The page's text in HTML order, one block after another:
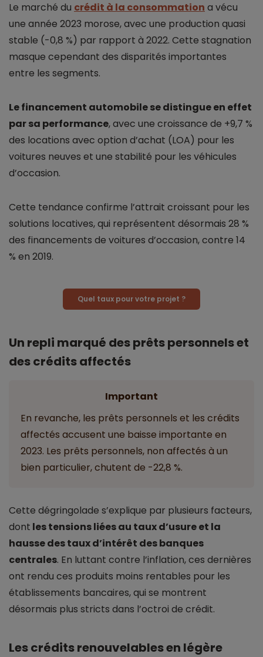
Le marché du crédit à la consommation a vécu
une année 2023 morose, avec une production quasi
stable (-0,8 %) par rapport à 2022. Cette stagnation
masque cependant des disparités importantes
entre les segments.
Le financement automobile se distingue en effet
par sa performance, avec une croissance de +9,7 %
des locations avec option d’achat (LOA) pour les
voitures neuves et une stabilité pour les véhicules
d’occasion.
Cette tendance confirme l’attrait croissant pour les
solutions locatives, qui représentent désormais 28 %
des financements de voitures d’occasion, contre 14
% en 2019.
Quel taux pour votre projet ?
Un repli marqué des prêts personnels et
des crédits affectés
Important
En revanche, les prêts personnels et les crédits
affectés accusent une baisse importante en
2023. Les prêts personnels, non affectés à un
bien particulier, chutent de -22,8 %.
Cette dégringolade s’explique par plusieurs facteurs,
dont les tensions liées au taux d’usure et la
hausse des taux d’intérêt des banques
centrales. En luttant contre l’inflation, ces dernières
ont rendu ces produits moins rentables pour les
établissements bancaires, qui se montrent
désormais plus stricts dans l’octroi de crédit.
Les crédits renouvelables en légère